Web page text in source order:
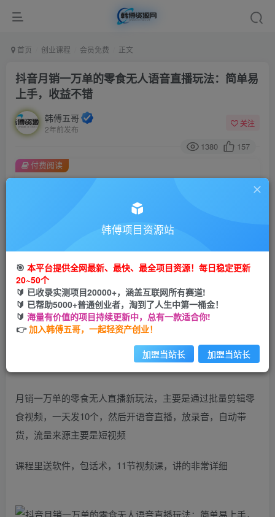
首页 创业课程 会员免费 正文
抖音月销一万单的零食无人语音直播玩法：简单易
上手，收益不错
韩傅五哥
2年前发布
关注
1380 157
金币9.9金币99
立即购买
您当前未登录！建议登陆后购买，可保存购买订单
付费阅读
月销一万单的零食无人直播新玩法，主要是通过批量剪辑零
食视频，一天发10个，然后开语音直播，放录音，自动带
货，流量来源主要是短视频
课程里送软件，包话术，11节视频课，讲的非常详细
韩傅项目资源站
🎯 本平台提供全网最新、最快、最全项目资源！每日稳定更新
20~50个
🔰 已收录实测项目20000+，涵盖互联网所有赛道!
🔰 已帮助5000+普通创业者，淘到了人生中第一桶金！
🔰 海量有价值的项目持续更新中，总有一款适合你!
👉加入韩傅五哥，一起轻资产创业！
加盟当站长 加盟当站长